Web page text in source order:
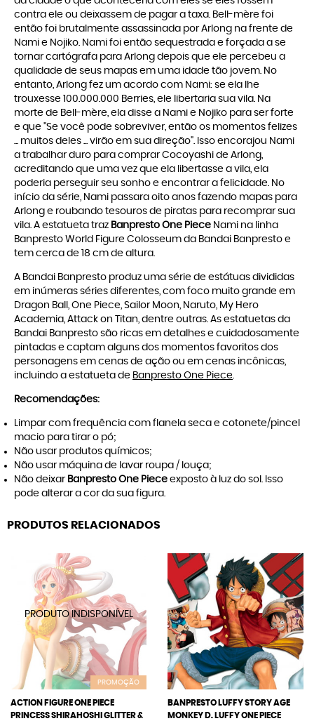
contra ele ou deixassem de pagar a taxa. Bell-mère foi
então foi brutalmente assassinada por Arlong na frente de
Nami e Nojiko. Nami foi então sequestrada e forçada a se
tornar cartógrafa para Arlong depois que ele percebeu a
qualidade de seus mapas em uma idade tão jovem. No
entanto, Arlong fez um acordo com Nami: se ela lhe
trouxesse 100.000.000 Berries, ele libertaria sua vila. Na
morte de Bell-mère, ela disse a Nami e Nojiko para ser forte
e que "Se você pode sobreviver, então os momentos felizes
... muitos deles ... virão em sua direção". Isso encorajou Nami
a trabalhar duro para comprar Cocoyashi de Arlong,
acreditando que uma vez que ela libertasse a vila, ela
poderia perseguir seu sonho e encontrar a felicidade. No
início da série, Nami passara oito anos fazendo mapas para
Arlong e roubando tesouros de piratas para recomprar sua
vila. A estatueta traz Banpresto One Piece Nami na linha
Banpresto World Figure Colosseum da Bandai Banpresto e
tem cerca de 18 cm de altura.
A Bandai Banpresto produz uma série de estátuas divididas
em inúmeras séries diferentes, com foco muito grande em
Dragon Ball, One Piece, Sailor Moon, Naruto, My Hero
Academia, Attack on Titan, dentre outras. As estatuetas da
Bandai Banpresto são ricas em detalhes e cuidadosamente
pintadas e captam alguns dos momentos favoritos dos
personagens em cenas de ação ou em cenas incônicas,
incluindo a estatueta de Banpresto One Piece.
Recomendações:
Limpar com frequência com flanela seca e cotonete/pincel
macio para tirar o pó;
Não usar produtos químicos;
Não usar máquina de lavar roupa / louça;
Não deixar Banpresto One Piece exposto à luz do sol. Isso
pode alterar a cor da sua figura.
PRODUTOS RELACIONADOS
PROMOÇÃO
ACTION FIGURE ONE PIECE
PRINCESS SHIRAHOSHI GLITTER &
BANPRESTO LUFFY STORY AGE
MONKEY D. LUFFY ONE PIECE